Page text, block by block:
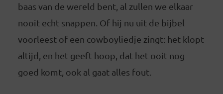
baas van de wereld bent, al zullen we elkaar
nooit echt snappen. Of hij nu uit de bijbel
voorleest of een cowboyliedje zingt: het klopt
altijd, en het geeft hoop, dat het ooit nog
goed komt, ook al gaat alles fout.